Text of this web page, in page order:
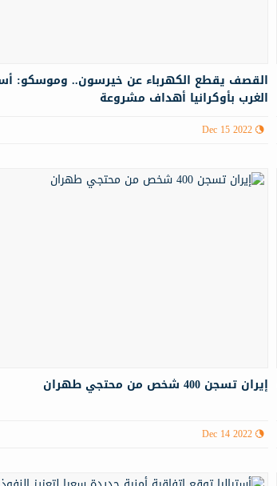
القصف يقطع الكهرباء عن خيرسون.. وموسكو:
الغرب بأوكرانيا أهداف مشروعة
Dec 15 2022
إيران تسجن 400 شخص من محتجي طهران
Dec 14 2022